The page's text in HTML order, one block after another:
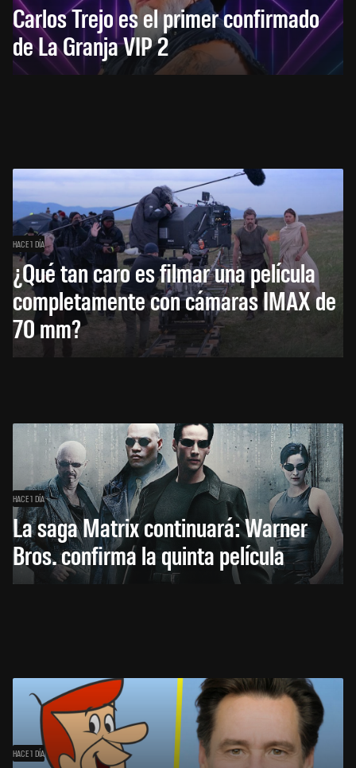
Carlos Trejo es el primer confirmado
de La Granja VIP 2
HACE 1 DÍA
¿Qué tan caro es filmar una película
completamente con cámaras IMAX de
70 mm?
HACE 1 DÍA
La saga Matrix continuará: Warner
Bros. confirma la quinta película
HACE 1 DÍA